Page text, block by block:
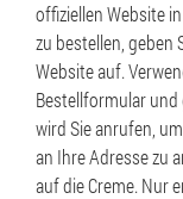
offiziellen Website
zu bestellen, geben
Website auf.
Bestellformular und
wird Sie anrufen,
an Ihre Adresse zu
auf die Creme. Nur